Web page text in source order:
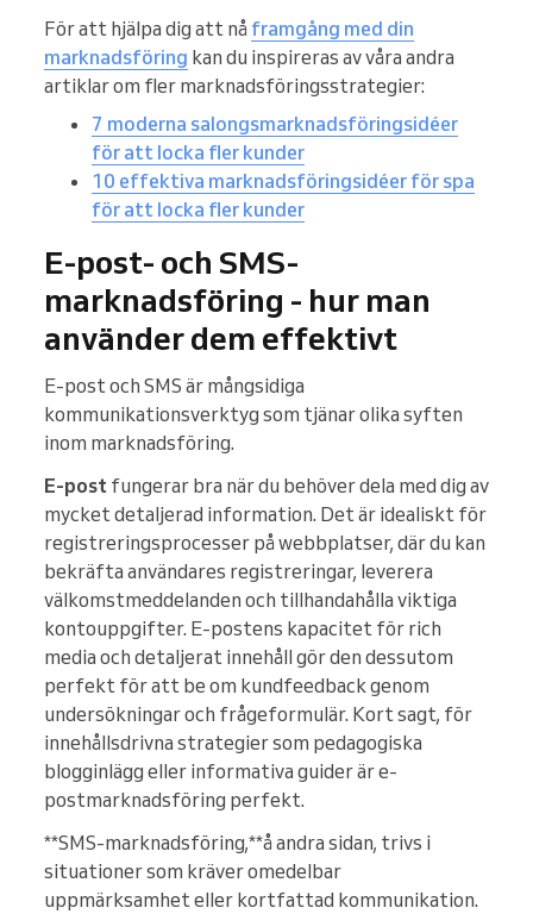
För att hjälpa dig att nå framgång med din
marknadsföring kan du inspireras av våra andra
artiklar om fler marknadsföringsstrategier:
7 moderna salongsmarknadsföringsidéer
för att locka fler kunder
10 effektiva marknadsföringsidéer för spa
för att locka fler kunder
E-post- och SMS-
marknadsföring - hur man
använder dem effektivt
E-post och SMS är mångsidiga
kommunikationsverktyg som tjänar olika syften
inom marknadsföring.
E-post fungerar bra när du behöver dela med dig av
mycket detaljerad information. Det är idealiskt för
registreringsprocesser på webbplatser, där du kan
bekräfta användares registreringar, leverera
välkomstmeddelanden och tillhandahålla viktiga
kontouppgifter. E-postens kapacitet för rich
media och detaljerat innehåll gör den dessutom
perfekt för att be om kundfeedback genom
undersökningar och frågeformulär. Kort sagt, för
innehållsdrivna strategier som pedagogiska
blogginlägg eller informativa guider är e-
postmarknadsföring perfekt.
**SMS-marknadsföring,**å andra sidan, trivs i
situationer som kräver omedelbar
uppmärksamhet eller kortfattad kommunikation.